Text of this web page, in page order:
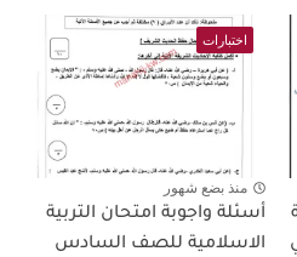
اختبارات
منذ بضع شهور
أسئلة واجوبة امتحان التربية
الاسلامية للصف السادس